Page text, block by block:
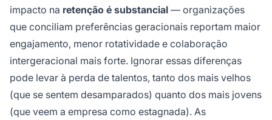
impacto na retenção é substancial — organizações
que conciliam preferências geracionais reportam maior
engajamento, menor rotatividade e colaboração
intergeracional mais forte. Ignorar essas diferenças
pode levar à perda de talentos, tanto dos mais velhos
(que se sentem desamparados) quanto dos mais jovens
(que veem a empresa como estagnada). As